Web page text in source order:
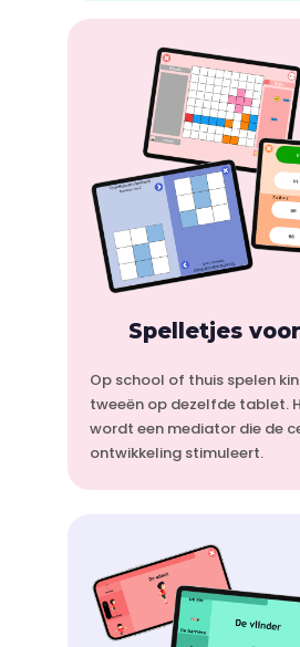
Spelletjes
Op school of thuis spelen
tweeën op dezelfde tablet.
wordt een mediator die de
ontwikkeling stimuleert.